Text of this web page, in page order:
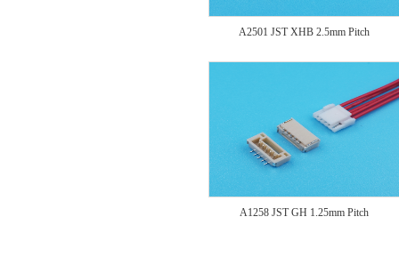
A2501 JST XHB 2.5mm Pitch
A1258 JST GH 1.25mm Pitch